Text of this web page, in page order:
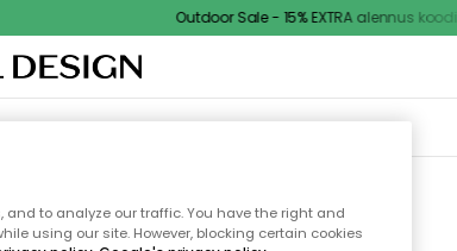
Outdoor Sale - 15% EXTRA alennus koodilla
KEITTIÖSÄILYTYSULKOKALUSTEET
to analyze our traffic. You have the right and
using our site. However, blocking certain cookies